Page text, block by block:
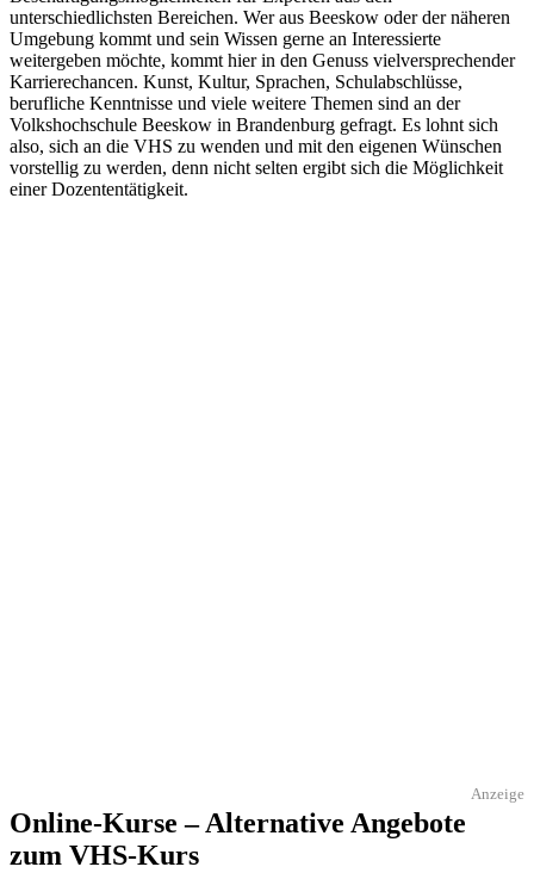
unterschiedlichsten Bereichen. Wer aus Beeskow oder der näheren
Umgebung kommt und sein Wissen gerne an Interessierte
weitergeben möchte, kommt hier in den Genuss vielversprechender
Karrierechancen. Kunst, Kultur, Sprachen, Schulabschlüsse,
berufliche Kenntnisse und viele weitere Themen sind an der
Volkshochschule Beeskow in Brandenburg gefragt. Es lohnt sich
also, sich an die VHS zu wenden und mit den eigenen Wünschen
vorstellig zu werden, denn nicht selten ergibt sich die Möglichkeit
einer Dozententätigkeit.
Anzeige
Online-Kurse – Alternative Angebote
zum VHS-Kurs